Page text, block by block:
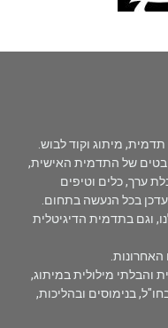
של התדמית האישית,
ערך, כלים וטיפים
בכל הנעשה בתחום.
וגם בתדמית הדיגיטלית
והבלתי מילולית במיתוג,
בנימוסים ובהליכות,